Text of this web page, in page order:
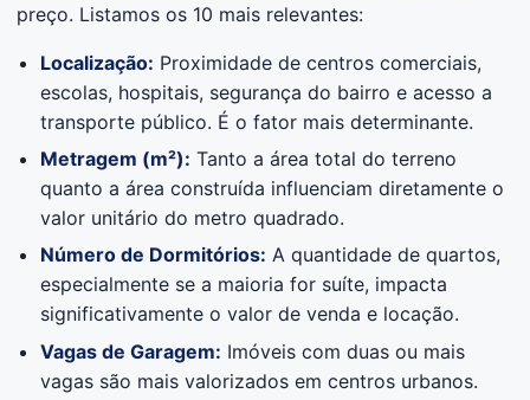
preço. Listamos os 10 mais relevantes:
Localização: Proximidade de centros comerciais,
escolas, hospitais, segurança do bairro e acesso a
transporte público. É o fator mais determinante.
Metragem (m²): Tanto a área total do terreno
quanto a área construída influenciam diretamente o
valor unitário do metro quadrado.
Número de Dormitórios: A quantidade de quartos,
especialmente se a maioria for suíte, impacta
significativamente o valor de venda e locação.
Vagas de Garagem: Imóveis com duas ou mais
vagas são mais valorizados em centros urbanos.